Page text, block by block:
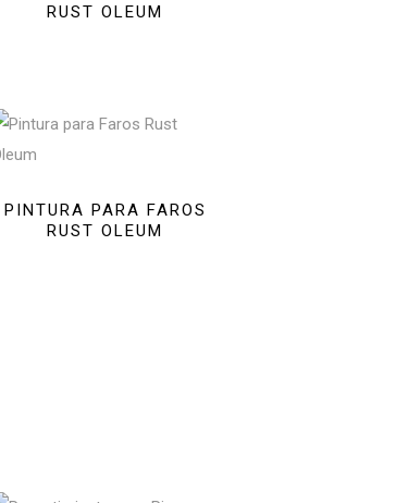
RUST OLEUM
PINTURA PARA FAROS
RUST OLEUM